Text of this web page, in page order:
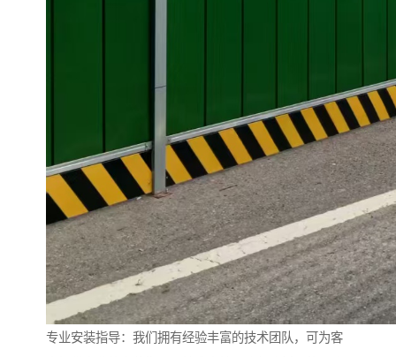
专业安装指导：我们拥有经验丰富的技术团队，可为客